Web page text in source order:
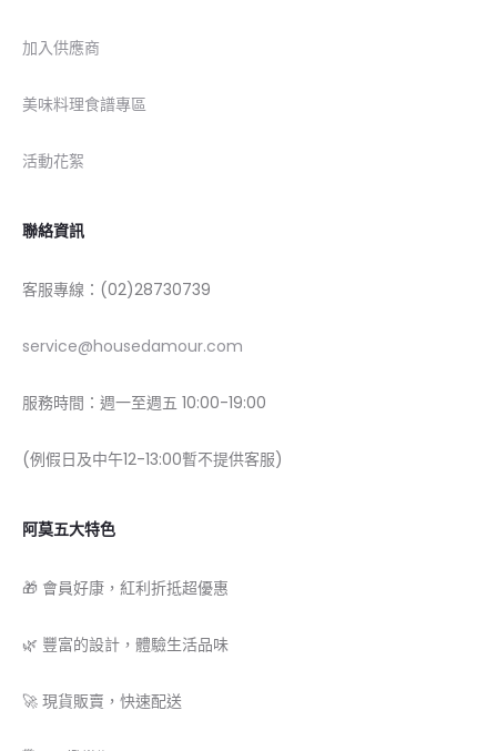
加入供應商
美味料理食譜專區
活動花絮
聯絡資訊
客服專線：(02)28730739
service@housedamour.com
服務時間：週一至週五 10:00-19:00
(例假日及中午12-13:00暫不提供客服)
阿莫五大特色
🎁 會員好康，紅利折抵超優惠
🌿 豐富的設計，體驗生活品味
🚀 現貨販賣，快速配送